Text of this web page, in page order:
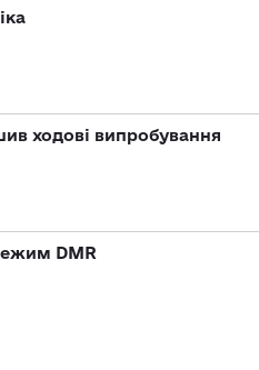
ходові випробування
DMR